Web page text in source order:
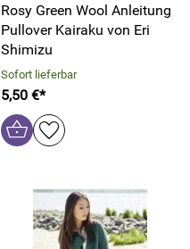
Rosy Green Wool Anleitung
Pullover Kairaku von Eri
Shimizu
Sofort lieferbar
5,50 €*